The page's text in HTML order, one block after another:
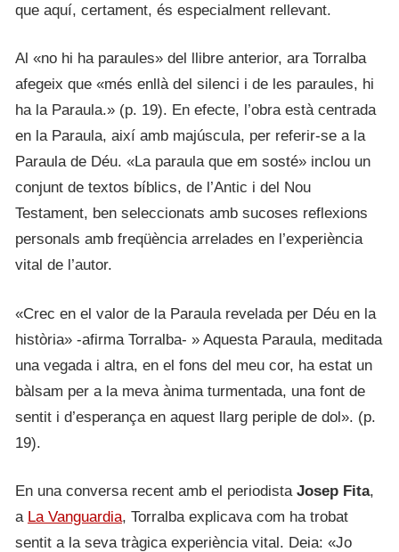
que aquí, certament, és especialment rellevant.
Al «no hi ha paraules» del llibre anterior, ara Torralba
afegeix que «més enllà del silenci i de les paraules, hi
ha la Paraula.» (p. 19). En efecte, l’obra està centrada
en la Paraula, així amb majúscula, per referir-se a la
Paraula de Déu. «La paraula que em sosté» inclou un
conjunt de textos bíblics, de l’Antic i del Nou
Testament, ben seleccionats amb sucoses reflexions
personals amb freqüència arrelades en l’experiència
vital de l’autor.
«Crec en el valor de la Paraula revelada per Déu en la
història» -afirma Torralba- » Aquesta Paraula, meditada
una vegada i altra, en el fons del meu cor, ha estat un
bàlsam per a la meva ànima turmentada, una font de
sentit i d’esperança en aquest llarg periple de dol». (p.
19).
En una conversa recent amb el periodista Josep Fita,
a La Vanguardia, Torralba explicava com ha trobat
sentit a la seva tràgica experiència vital. Deia: «Jo